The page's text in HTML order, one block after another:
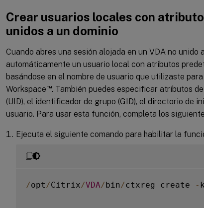
Crear usuarios locales con
unidos a un dominio
Cuando abres una sesión alojada en un VDA no unido
automáticamente un usuario local con atributos
basándose en el nombre de usuario que utilizaste
Workspace™. También puedes especificar atributos
(UID), el identificador de grupo (GID), el directorio de
usuario. Para usar esta función, completa los
Ejecuta el siguiente comando para habilitar la
/opt /Citrix/VDA/bin/ctxreg create -